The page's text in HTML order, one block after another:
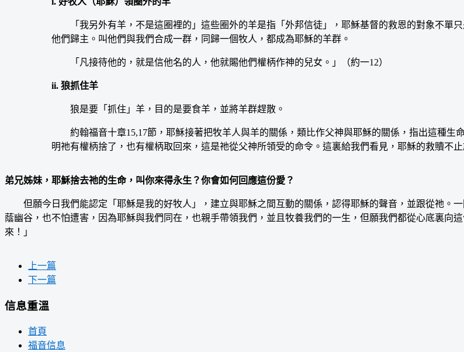
「我另外有羊，不是這圈裡的」這些圈外的羊是指「外邦信徒」，耶穌基督的救恩的對象不單
他們歸主。叫他們與我們合成一群，同歸一個牧人，都成為耶穌的羊群。
「凡接待他的，就是信他名的人，他就賜他們權柄作神的兒女。」（約一12）
ii. 狼抓住羊
狼是要「抓住」羊，目的是要食羊，並將羊群趕散。
約翰福音十章15,17節，耶穌接著把牧羊人與羊的關係，類比作父神與耶穌的關係，指出這種生
明祂有權柄捨了，也有權柄取回來，這是祂從父神所領受的命令。這裏給我們看見，耶穌的救贖不
弟兄姊妹，耶穌捨去祂的生命，叫你來得永生？你會如何回應這份愛？
但願今日我們能認定「耶穌是我的好牧人」，建立與耶穌之間互動的關係，認得耶穌的聲音，並跟從祂。
蔭幽谷，也不怕遭害，因為耶穌與我們同在，也親手帶領我們，並且牧養我們的一生，但願我們都從心底裏向
來！」
上一篇
下一篇
信息重溫
首頁
福音信息